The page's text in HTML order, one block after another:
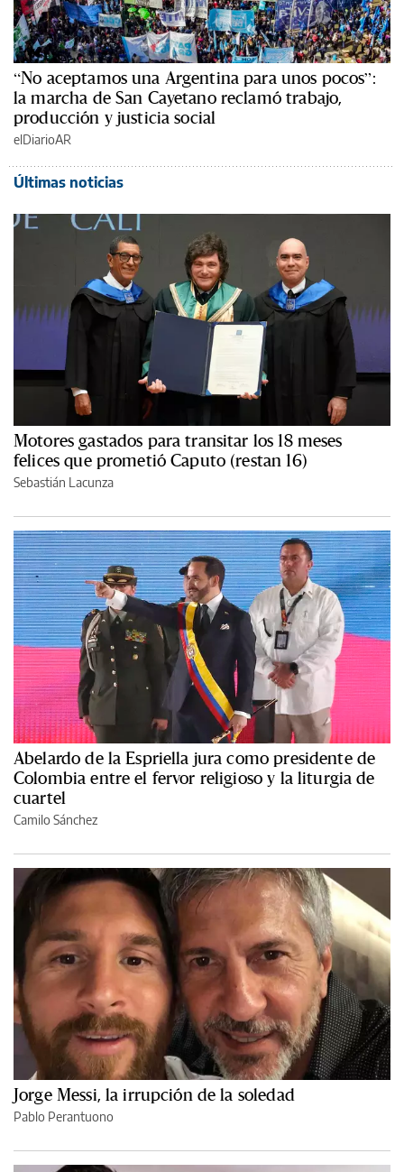
“No aceptamos una Argentina para unos pocos”:
la marcha de San Cayetano reclamó trabajo,
producción y justicia social
elDiarioAR
Últimas noticias
Motores gastados para transitar los 18 meses
felices que prometió Caputo (restan 16)
Sebastián Lacunza
Abelardo de la Espriella jura como presidente de
Colombia entre el fervor religioso y la liturgia de
cuartel
Camilo Sánchez
Jorge Messi, la irrupción de la soledad
Pablo Perantuono